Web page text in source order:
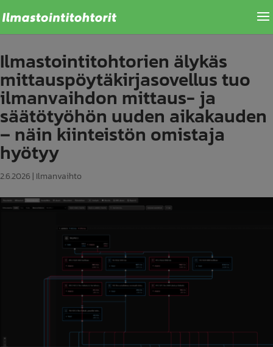
Ilmastointitohtorien älykäs
mittauspöytäkirjasovellus tuo
ilmanvaihdon mittaus- ja
säätötyöhön uuden aikakauden
– näin kiinteistön omistaja
hyötyy
2.6.2026 | Ilmanvaihto